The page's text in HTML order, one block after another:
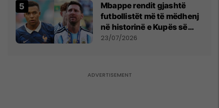
Mbappe rendit gjashtë
futbollistët më të mëdhenj
në historinë e Kupës së
Botës, Messi mbetet i dyti
23/07/2026